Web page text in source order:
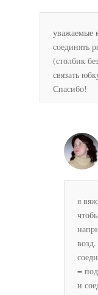
уважаемые
соединять
(столбик
связать
Спасибо!
я
=
и